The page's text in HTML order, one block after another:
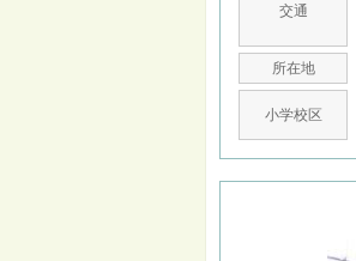
交通
所在地
小学校区